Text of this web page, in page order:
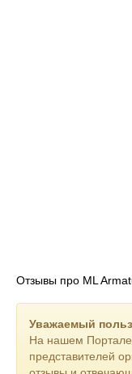
Отзывы про ML
Уважаемый
На нашем Портале
представителей